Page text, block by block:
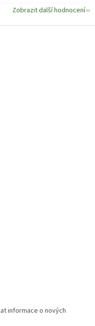
Zobrazit další hodnocení
informace o nových